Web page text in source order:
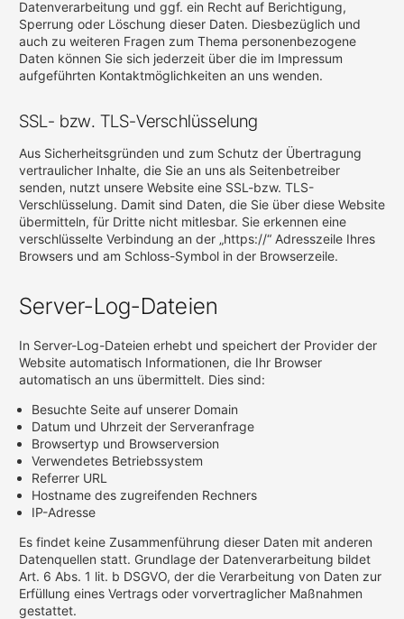
Datenverarbeitung und ggf. ein Recht auf Berichtigung,
Sperrung oder Löschung dieser Daten. Diesbezüglich und
auch zu weiteren Fragen zum Thema personenbezogene
Daten können Sie sich jederzeit über die im Impressum
aufgeführten Kontaktmöglichkeiten an uns wenden.
SSL- bzw. TLS-Verschlüsselung
Aus Sicherheitsgründen und zum Schutz der Übertragung
vertraulicher Inhalte, die Sie an uns als Seitenbetreiber
senden, nutzt unsere Website eine SSL-bzw. TLS-
Verschlüsselung. Damit sind Daten, die Sie über diese Website
übermitteln, für Dritte nicht mitlesbar. Sie erkennen eine
verschlüsselte Verbindung an der „https://“ Adresszeile Ihres
Browsers und am Schloss-Symbol in der Browserzeile.
Server-Log-Dateien
In Server-Log-Dateien erhebt und speichert der Provider der
Website automatisch Informationen, die Ihr Browser
automatisch an uns übermittelt. Dies sind:
Besuchte Seite auf unserer Domain
Datum und Uhrzeit der Serveranfrage
Browsertyp und Browserversion
Verwendetes Betriebssystem
Referrer URL
Hostname des zugreifenden Rechners
IP-Adresse
Es findet keine Zusammenführung dieser Daten mit anderen
Datenquellen statt. Grundlage der Datenverarbeitung bildet
Art. 6 Abs. 1 lit. b DSGVO, der die Verarbeitung von Daten zur
Erfüllung eines Vertrags oder vorvertraglicher Maßnahmen
gestattet.